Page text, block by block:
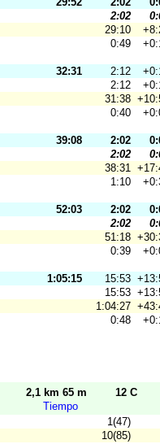
2:02
29:10
0:49
32:31 2:12
2:12
31:38
0:40
39:08 2:02
2:02
38:31
1:10
52:03 2:02
2:02
51:18
0:39
1:05:15 15:53
15:53
1:04:27
0:48
2,1 km 65 m
12 C
Tiempo
1(47)
10(85)